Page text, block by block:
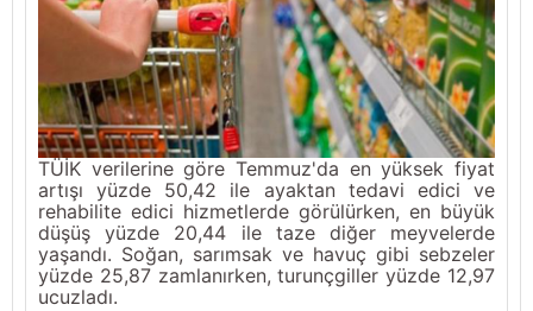
TÜİK verilerine göre Temmuz'da en yüksek fiyat
artışı yüzde 50,42 ile ayaktan tedavi edici ve
rehabilite edici hizmetlerde görülürken, en büyük
düşüş yüzde 20,44 ile taze diğer meyvelerde
yaşandı. Soğan, sarımsak ve havuç gibi sebzeler
yüzde 25,87 zamlanırken, turunçgiller yüzde 12,97
ucuzladı.